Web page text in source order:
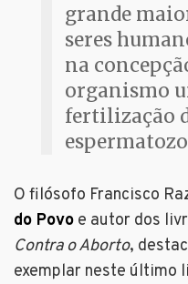
grande
seres
na
organismo
fertilização
O filósofo Francisco
do Povo e autor dos
Contra o Aborto,
exemplar neste último